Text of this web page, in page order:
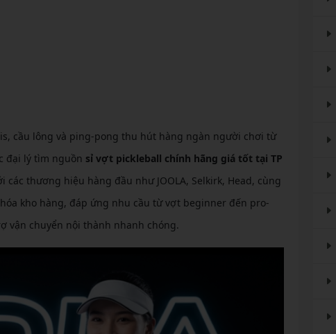
POWER
cầu lông và ping-pong thu hút hàng ngàn người chơi từ
đại lý tìm nguồn sỉ vợt pickleball chính hãng giá tốt tại TP
thương hiệu hàng đầu như JOOLA, Selkirk, Head, cùng
kho hàng, đáp ứng nhu cầu từ vợt beginner đến pro-
vận chuyển nội thành nhanh chóng.